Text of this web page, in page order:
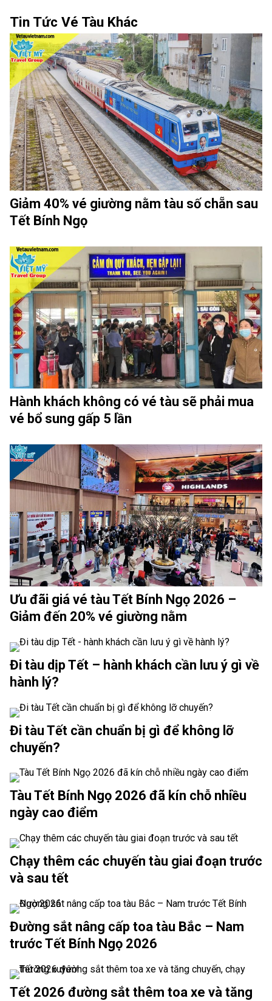
Tin Tức Vé Tàu Khác
Giảm 40% vé giường nằm tàu số chẵn sau
Tết Bính Ngọ
Hành khách không có vé tàu sẽ phải mua
vé bổ sung gấp 5 lần
Ưu đãi giá vé tàu Tết Bính Ngọ 2026 –
Giảm đến 20% vé giường nằm
Đi tàu dịp Tết – hành khách cần lưu ý gì về
hành lý?
Đi tàu Tết cần chuẩn bị gì để không lỡ
chuyến?
Tàu Tết Bính Ngọ 2026 đã kín chỗ nhiều
ngày cao điểm
Chạy thêm các chuyến tàu giai đoạn trước
và sau tết
Đường sắt nâng cấp toa tàu Bắc – Nam
trước Tết Bính Ngọ 2026
Tết 2026 đường sắt thêm toa xe và tăng